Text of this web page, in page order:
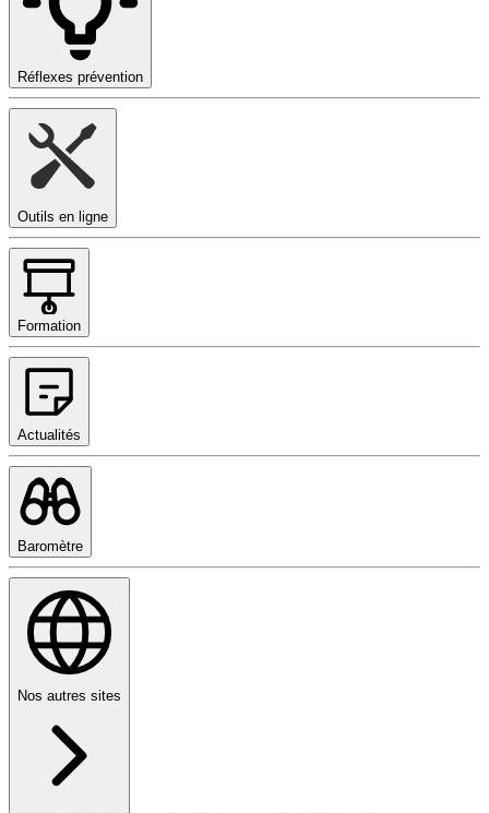
Réflexes prévention
Outils en ligne
Formation
Actualités
Baromètre
Nos autres sites